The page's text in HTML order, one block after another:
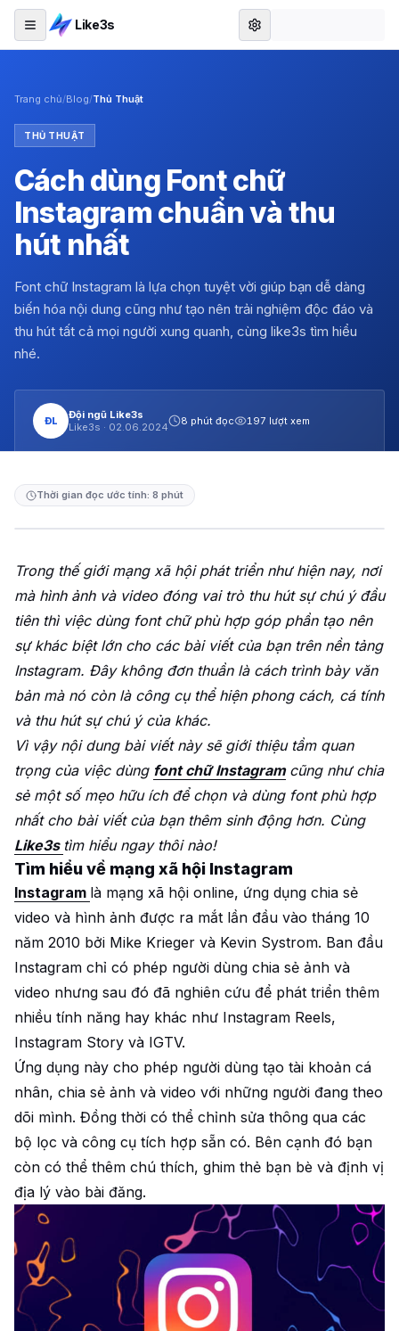
Like3s
Trang chủ/Blog/Thủ Thuật
THỦ THUẬT
Cách dùng Font chữ
Instagram chuẩn và thu
hút nhất
Font chữ Instagram là lựa chọn tuyệt vời giúp bạn dễ dàng
biến hóa nội dung cũng như tạo nên trải nghiệm độc đáo và
thu hút tất cả mọi người xung quanh, cùng like3s tìm hiểu
nhé.
ĐL
Đội ngũ Like3s
Like3s · 02.06.2024
8 phút đọc 197 lượt xem
Thời gian đọc ước tính: 8 phút
Trong thế giới mạng xã hội phát triển như hiện nay, nơi
mà hình ảnh và video đóng vai trò thu hút sự chú ý đầu
tiên thì việc dùng font chữ phù hợp góp phần tạo nên
sự khác biệt lớn cho các bài viết của bạn trên nền tảng
Instagram. Đây không đơn thuần là cách trình bày văn
bản mà nó còn là công cụ thể hiện phong cách, cá tính
và thu hút sự chú ý của khác.
Vì vậy nội dung bài viết này sẽ giới thiệu tầm quan
trọng của việc dùng font chữ Instagram cũng như chia
sẻ một số mẹo hữu ích để chọn và dùng font phù hợp
nhất cho bài viết của bạn thêm sinh động hơn. Cùng
Like3s tìm hiểu ngay thôi nào!
Tìm hiểu về mạng xã hội Instagram
Instagram là mạng xã hội online, ứng dụng chia sẻ
video và hình ảnh được ra mắt lần đầu vào tháng 10
năm 2010 bởi Mike Krieger và Kevin Systrom. Ban đầu
Instagram chỉ có phép người dùng chia sẻ ảnh và
video nhưng sau đó đã nghiên cứu để phát triển thêm
nhiều tính năng hay khác như Instagram Reels,
Instagram Story và IGTV.
Ứng dụng này cho phép người dùng tạo tài khoản cá
nhân, chia sẻ ảnh và video với những người đang theo
dõi mình. Đồng thời có thể chỉnh sửa thông qua các
bộ lọc và công cụ tích hợp sẵn có. Bên cạnh đó bạn
còn có thể thêm chú thích, ghim thẻ bạn bè và định vị
địa lý vào bài đăng.